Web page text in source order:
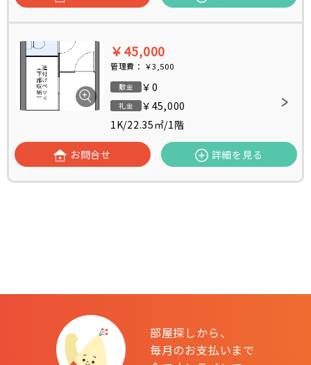
￥45,000
管理費： ￥3,500
敷金 ￥0
礼金
￥45,000
1K/22.35㎡/1階
お問合せ 詳細を見る
部屋探しから、
毎月のお支払いまで